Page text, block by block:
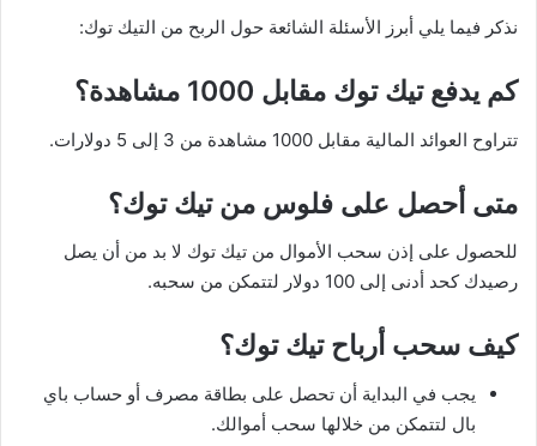
نذكر فيما يلي أبرز الأسئلة الشائعة حول الربح من التيك توك:
كم يدفع تيك توك مقابل 1000 مشاهدة؟
تتراوح العوائد المالية مقابل 1000 مشاهدة من 3 إلى 5 دولارات.
متى أحصل على فلوس من تيك توك؟
للحصول على إذن سحب الأموال من تيك توك لا بد من أن يصل
رصيدك كحد أدنى إلى 100 دولار لتتمكن من سحبه.
كيف سحب أرباح تيك توك؟
يجب في البداية أن تحصل على بطاقة مصرف أو حساب باي
بال لتتمكن من خلالها سحب أموالك.